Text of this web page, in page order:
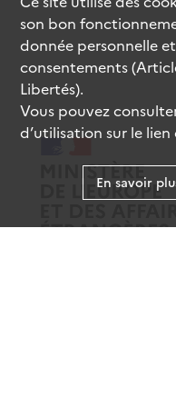
son bon
donnée personnelle
consentements
Libertés).
Vous pouvez
d’utilisation sur le lien
En savoir